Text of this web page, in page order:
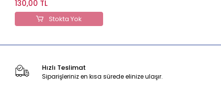
130,00 TL
Stokta Yok
Hızlı Teslimat
Siparişleriniz en kısa sürede elinize ulaşır.